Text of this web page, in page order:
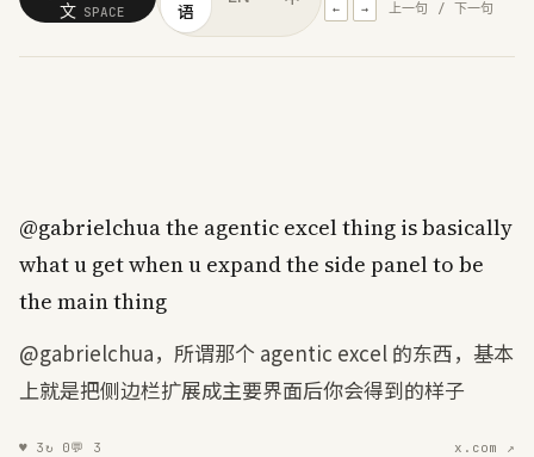
文 SPACE
语
← → 上一句 / 下一句
@gabrielchuathe agentic excelthing isbasically
whatu getwhenu expandthe side panelto be
the mainthing
@gabrielchua，所谓那个 agentic excel 的东西，基本
上就是把侧边栏扩展成主要界面后你会得到的样子
♥ 3↻ 0💬 3 x.com ↗